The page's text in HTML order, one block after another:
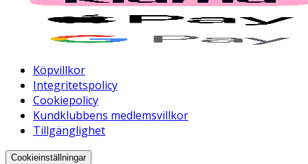
Köpvillkor
Integritetspolicy
Cookiepolicy
Kundklubbens medlemsvillkor
Tillgänglighet
Cookieinställningar